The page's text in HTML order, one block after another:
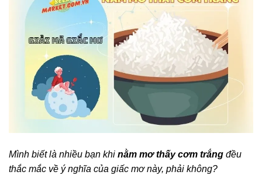
Mình biết là nhiều bạn khi nằm mơ thấy cơm trắng đều
thắc mắc về ý nghĩa của giấc mơ này, phải không?